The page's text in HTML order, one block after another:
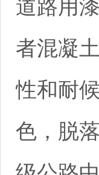
道路用
者混凝
性和耐
色，脱